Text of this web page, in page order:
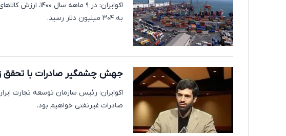
اکوایران: در ۹
به ۳۰۴ میلیون دلار رسید.
جهش چشمگیر صادرات با تحقق
اکوایران:‌ رئیس سازمان توسعه تجارت
صادرات غیرنفتی خواهیم بود.